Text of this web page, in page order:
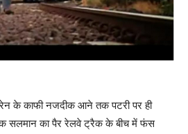
के काफी नजदीक आने तक पटरी पर ही
सलमान का पैर रेलवे ट्रैक के बीच में फंस